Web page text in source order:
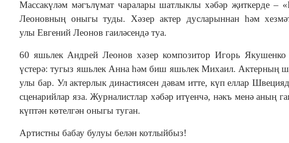
Массакүләм мәгълүмат чаралары шатлыклы хәбәр җиткерде –
Леоновның оныгы туды. Хәзер актер дусларыннан һәм
улы Евгений Леонов гаиләсендә туа.
60 яшьлек Андрей Леонов хәзер композитор Игорь Якушенко
үстерә: тугыз яшьлек Анна һәм биш яшьлек Михаил. Актерның
улы бар. Ул актерлык династиясен дәвам итте, күп еллар
сценарийлар яза. Журналистлар хәбәр итүенчә, нәкъ менә аның
күптән көтелгән оныгы туган.
Артистны бабау булуы белән котлыйбыз!